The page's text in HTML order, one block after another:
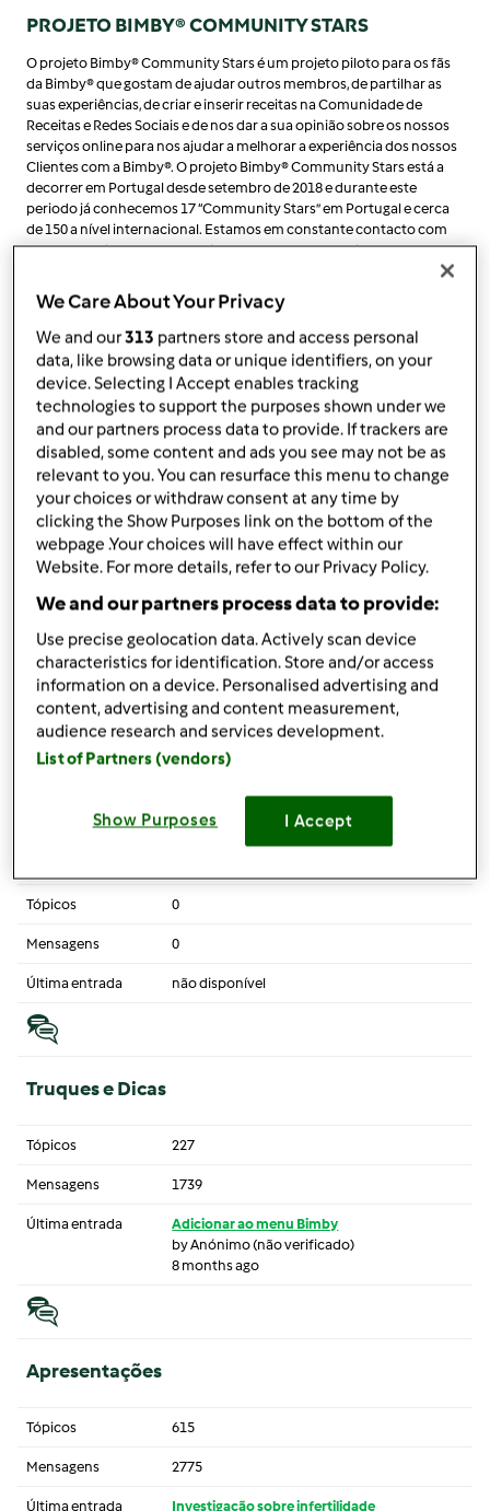
PROJETO BIMBY® COMMUNITY STARS
O projeto Bimby® Community Stars é um projeto piloto para os fãs
da Bimby® que gostam de ajudar outros membros, de partilhar as
suas experiências, de criar e inserir receitas na Comunidade de
Receitas e Redes Sociais e de nos dar a sua opinião sobre os nossos
serviços online para nos ajudar a melhorar a experiência dos nossos
Clientes com a Bimby®. O projeto Bimby® Community Stars está a
decorrer em Portugal desde setembro de 2018 e durante este
periodo já conhecemos 17 “Community Stars” em Portugal e cerca
de 150 a nível internacional. Estamos em constante contacto com
os nossos "Bimby® Community Stars", dando-lhes dicas, fazendo
produtos e serviços online. Os membros do projeto foram
escolhidos e aceites com base na sua paixão pela Bimby®, partilha de
conteúdos nas redes sociais e têm provado ser uma grande ajuda e
mais valia a outros membros da Comunidade Bimby®. Tem sido
muito bom conhecermo-nos e trabalharmos em conjunto neste
projeto agradecemos desde já a todos os que mostraram interesse
em tornar-se um Bimby® Community Star. Se é um fã ativo, que
gosta de ajudar outros utilizadores e de dar a sua opinião sobre
serviços, candidate-se aqui:
https://www.mundodereceitasbimby.com.pt/cms/form/
community-star/2942#webform-client-form-2942
Tópicos 0
Mensagens 0
não disponível
Projeto Bimby®Community Stars
O projeto Bimby® Community Stars é um projeto piloto para os fãs
suas experiências, de criar e inserir receitas na Comunidade de
Receitas e Redes Sociais e de nos dar a sua opinião sobre os nossos
serviços online para nos ajudar a melhorar a experiência dos nossos
Tópicos 0
Mensagens 0
Última entrada não disponível
Truques e Dicas
Tópicos 227
Mensagens 1739
Última entrada
Adicionar ao menu Bimby
byAnónimo (não verificado)
8 months ago
Apresentações
Tópicos 615
Mensagens 2775
Última entrada Investigação sobre infertilidade
We Care About Your Privacy
We and our313 partners store and access personal
data, like browsing data or unique identifiers, on your
device. Selecting I Accept enables tracking
technologies to support the purposes shown under we
and our partners process data to provide. If trackers are
disabled, some content and ads you see may not be as
relevant to you. You can resurface this menu to change
your choices or withdraw consent at any time by
clicking the Show Purposes link on the bottom of the
webpage .Your choices will have effect within our
Website. For more details, refer to our Privacy Policy.
We and our partners process data to provide:
Use precise geolocation data. Actively scan device
characteristics for identification. Store and/or access
information on a device. Personalised advertising and
content, advertising and content measurement,
audience research and services development.
List of Partners (vendors)
Show Purposes I Accept